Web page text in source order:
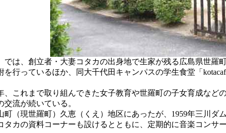
は、創立者・大妻コタカの出身地で生家が残る広島県世
行っているほか、同大千代田キャンパスの学生食堂「
、これまで取り組んできた女子教育や世羅町の子女育成な
流が続いている。
（現世羅町）久恵（くえ）地区にあったが、1959年三川
カの資料コーナーも設けるとともに、定期的に音楽コンサ